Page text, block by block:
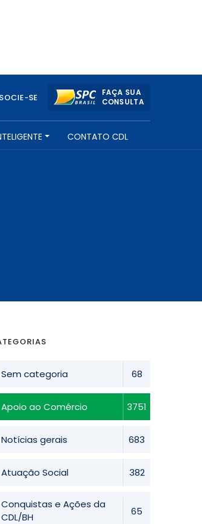
SE
FAÇA SUA
CONSULTA
CONTATO CDL
Sem categoria 68
Apoio ao Comércio 3751
Notícias gerais 683
Atuação Social 382
Conquistas e Ações da
CDL/BH
65